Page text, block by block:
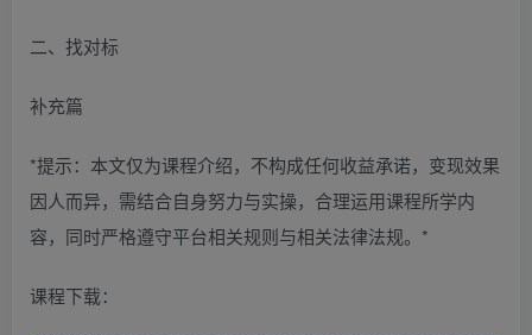
二、找对标
补充篇
*提示：本文仅为课程介绍，不构成任何收益承诺，变现效果
因人而异，需结合自身努力与实操，合理运用课程所学内
容，同时严格遵守平台相关规则与相关法律法规。*
课程下载：